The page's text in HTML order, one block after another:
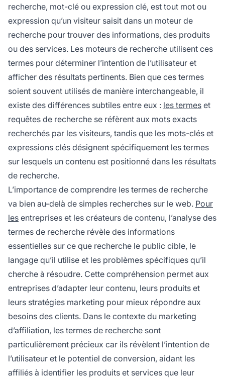
recherche, mot-clé ou expression clé, est tout mot ou
expression qu’un visiteur saisit dans un moteur de
recherche pour trouver des informations, des produits
ou des services. Les moteurs de recherche utilisent ces
termes pour déterminer l’intention de l’utilisateur et
afficher des résultats pertinents. Bien que ces termes
soient souvent utilisés de manière interchangeable, il
existe des différences subtiles entre eux : les termes et
requêtes de recherche se réfèrent aux mots exacts
recherchés par les visiteurs, tandis que les mots-clés et
expressions clés désignent spécifiquement les termes
sur lesquels un contenu est positionné dans les résultats
de recherche.
L’importance de comprendre les termes de recherche
va bien au-delà de simples recherches sur le web. Pour
les entreprises et les créateurs de contenu, l’analyse des
termes de recherche révèle des informations
essentielles sur ce que recherche le public cible, le
langage qu’il utilise et les problèmes spécifiques qu’il
cherche à résoudre. Cette compréhension permet aux
entreprises d’adapter leur contenu, leurs produits et
leurs stratégies marketing pour mieux répondre aux
besoins des clients. Dans le contexte du marketing
d’affiliation, les termes de recherche sont
particulièrement précieux car ils révèlent l’intention de
l’utilisateur et le potentiel de conversion, aidant les
affiliés à identifier les produits et services que leur